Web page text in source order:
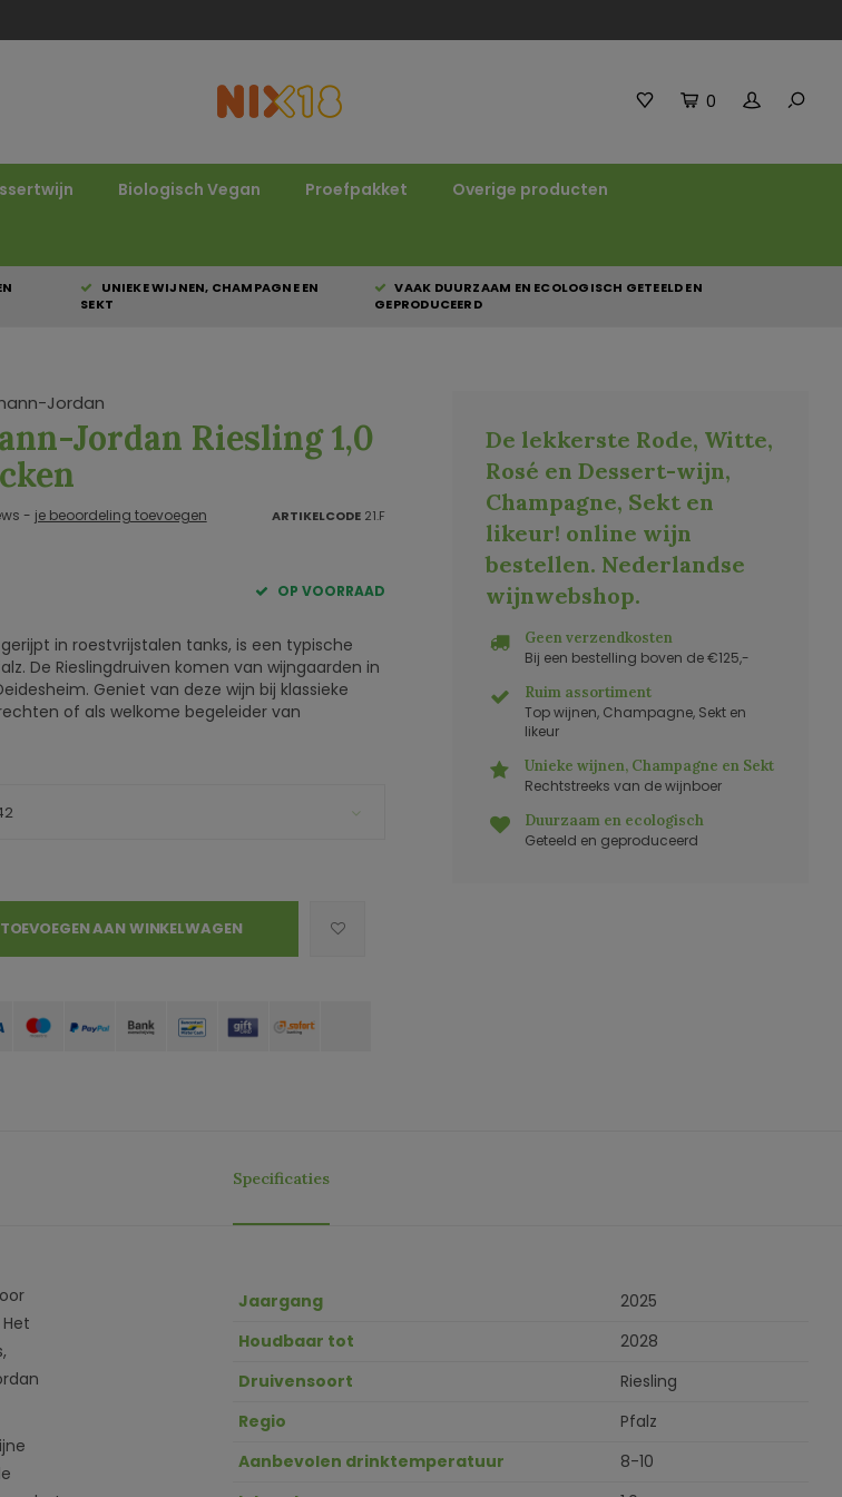
0
Biologisch Vegan Proefpakket Overige producten
UNIEKE WIJNEN, CHAMPAGNE EN
SEKT
VAAK DUURZAAM EN ECOLOGISCH GETEELD EN
GEPRODUCEERD
Jordan
Jordan Riesling 1,0
- je beoordeling toevoegen ARTIKELCODE21.F
OP VOORRAAD
gerijpt in roestvrijstalen tanks, is een typische
De Rieslingdruiven komen van wijngaarden in
Geniet van deze wijn bij klassieke
of als welkome begeleider van
TOEVOEGEN AAN WINKELWAGEN
De lekkerste Rode, Witte,
Rosé en Dessert-wijn,
Champagne, Sekt en
likeur! online wijn
bestellen. Nederlandse
wijnwebshop.
Geen verzendkosten
Bij een bestelling boven de €125,-
Ruim assortiment
Top wijnen, Champagne, Sekt en
likeur
Unieke wijnen, Champagne en Sekt
Rechtstreeks van de wijnboer
Duurzaam en ecologisch
Geteeld en geproduceerd
Specificaties
Jaargang
2025
Houdbaar tot
2028
Druivensoort
Riesling
Regio
Pfalz
Aanbevolen drinktemperatuur
8-10